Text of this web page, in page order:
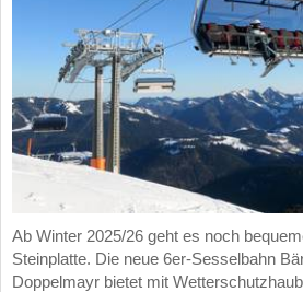
Ab Winter 2025/26 geht es noch
Steinplatte. Die neue 6er-Sesselbahn
Doppelmayr bietet mit